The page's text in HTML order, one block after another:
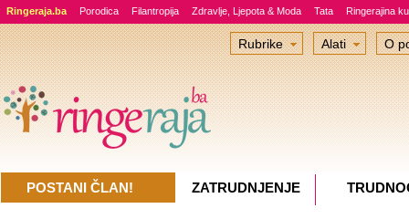
Ringeraja.ba Porodica Filantropija Zdravlje, Ljepota & Moda Tata Ringerajina
Rubrike Alati O
POSTANI ČLAN! ZATRUDNJENJE